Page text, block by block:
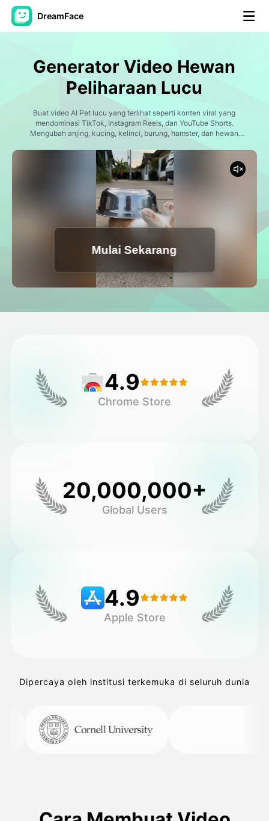
DreamFace
Avatar Video
Video AI
Foto AI ▼
Lihat Semua Alat
Avatar Video
▼
Alat lainnya
Generator Video Hewan
Peliharaan Lucu
Buat video AI Pet lucu yang terlihat seperti konten viral yang
mendominasi TikTok, Instagram Reels, dan YouTube Shorts.
Mengubah anjing, kucing, kelinci, burung, hamster, dan hewan
menari, pembawa acara podcast, model mode, koki, pekerja
kantoran, pahlawan super, dan karakter kocak yang tak terhitung
jumlahnya. Dreamface menggabungkan pembuatan video AI
canggih, animasi hewan peliharaan, dan teknologi sinkronisasi bibir
untuk menjadikan hewan peliharaan bintang konten media sosial
yang menghibur.
Mulai Sekarang
4.9
Chrome Store
20,000,000+
Global Users
4.9
Apple Store
Dipercaya oleh institusi terkemuka di seluruh dunia